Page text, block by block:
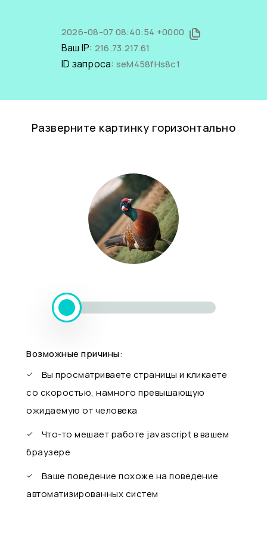
2026-08-07 08:40:54 +0000
Ваш IP: 216.73.217.61
ID запроса: seM458fHs8c1
Разверните картинку горизонтально
Возможные причины:
Вы просматриваете страницы и кликаете
со скоростью, намного превышающую
ожидаемую от человека
Что-то мешает работе javascript в вашем
браузере
Ваше поведение похоже на поведение
автоматизированных систем